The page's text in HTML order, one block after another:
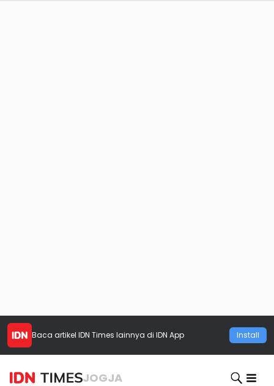
Baca artikel IDN Times lainnya di IDN App Install
JOGJA